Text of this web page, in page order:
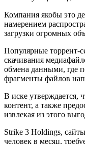
Компания якобы это
намерением
загрузки огромных
Популярные торрент-
скачивания
обмена данными, где
фрагменты файлов
В иске утверждается,
контент, а также
извлекая из этого
Strike 3 Holdings,
человек в месяц,